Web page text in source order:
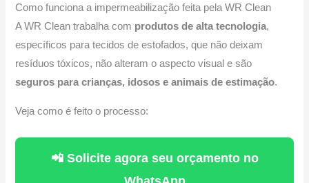
Como funciona a impermeabilização feita pela WR Clean
A WR Clean trabalha com produtos de alta tecnologia,
específicos para tecidos de estofados, que não deixam
resíduos tóxicos, não alteram o aspecto visual e são
seguros para crianças, idosos e animais de estimação.
Veja como é feito o processo:
📲 Solicite agora seu orçamento no